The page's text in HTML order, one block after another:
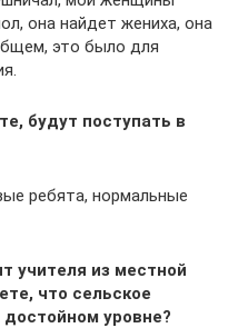
она найдет жениха, она
это было для
будут поступать в
ребята, нормальные
учителя из местной
что сельское
уровне?